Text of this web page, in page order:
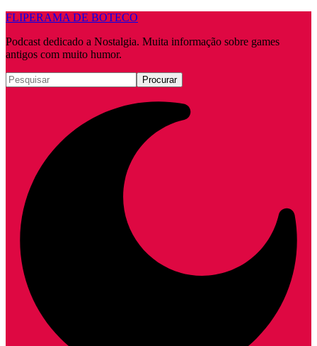
FLIPERAMA DE BOTECO
Podcast dedicado a Nostalgia. Muita informação sobre games
antigos com muito humor.